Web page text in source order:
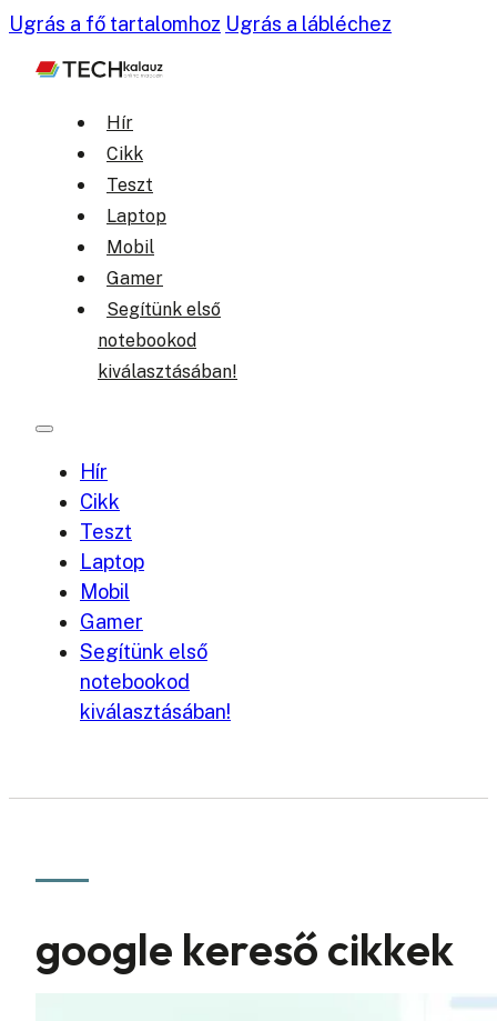
Ugrás a fő tartalomhoz Ugrás a lábléchez
Hír
Cikk
Teszt
Laptop
Mobil
Gamer
Segítünk első
notebookod
kiválasztásában!
Hír
Cikk
Teszt
Laptop
Mobil
Gamer
Segítünk első
notebookod
kiválasztásában!
google kereső cikkek